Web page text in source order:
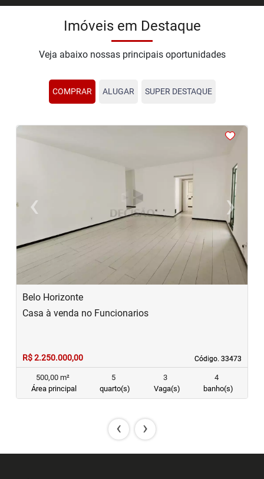
Imóveis em Destaque
Veja abaixo nossas principais oportunidades
COMPRAR ALUGAR SUPER DESTAQUE
‹Previous ›
Next
Belo Horizonte
Código. 33473
Código. 33473
Casa à venda no Funcionarios
R$ 2.250.000,00
500,00 m²
Área principal
5
quarto(s)
3
Vaga(s)
4
banho(s)
‹ ›